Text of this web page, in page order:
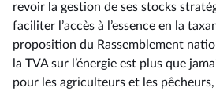
revoir la gestion de ses stocks
faciliter l’accès à l’essence en la
proposition du Rassemblement
la TVA sur l’énergie est plus que
pour les agriculteurs et les